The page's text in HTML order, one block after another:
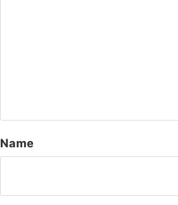
Name